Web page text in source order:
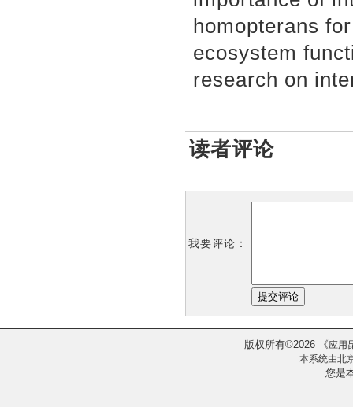
homopterans
ecosystem
research on
读者评论
我要评论：
版权所有©2026 《应用
本系统由北
您是